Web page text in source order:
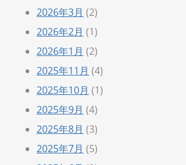
2026年3月 (2)
2026年2月 (1)
2026年1月 (2)
2025年11月 (4)
2025年10月 (1)
2025年9月 (4)
2025年8月 (3)
2025年7月 (5)